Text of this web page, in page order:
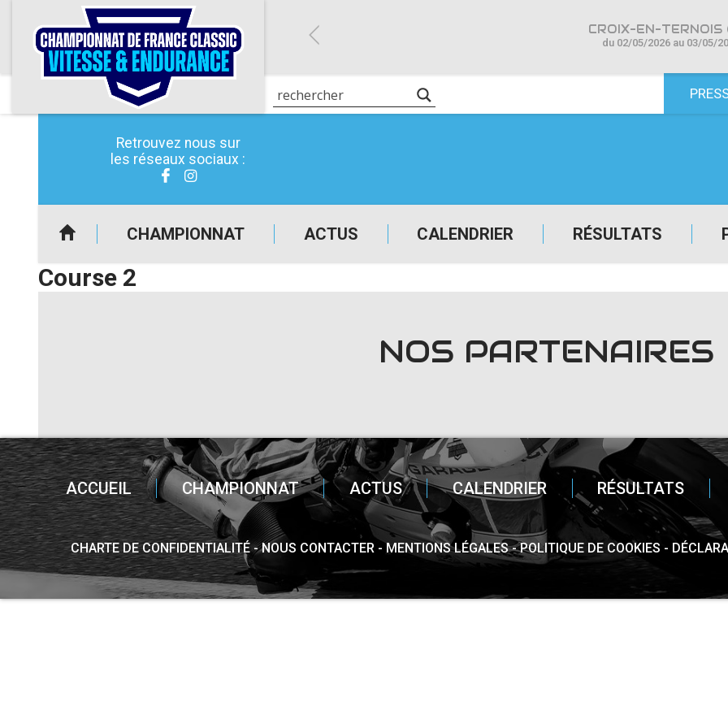
Retrouvez nous sur
les réseaux sociaux :
CHAMPIONNAT ACTUS CALENDRIER RÉSULTATS
CROIX-EN-TERNOIS
du 02/05/2026 au 03/05/
Course 2
NOS PARTENAIRES
ACCUEIL CHAMPIONNAT ACTUS CALENDRIER RÉSULTATS
CHARTE DE CONFIDENTIALITÉ NOUS CONTACTER MENTIONS LÉGALES POLITIQUE DE COOKIES